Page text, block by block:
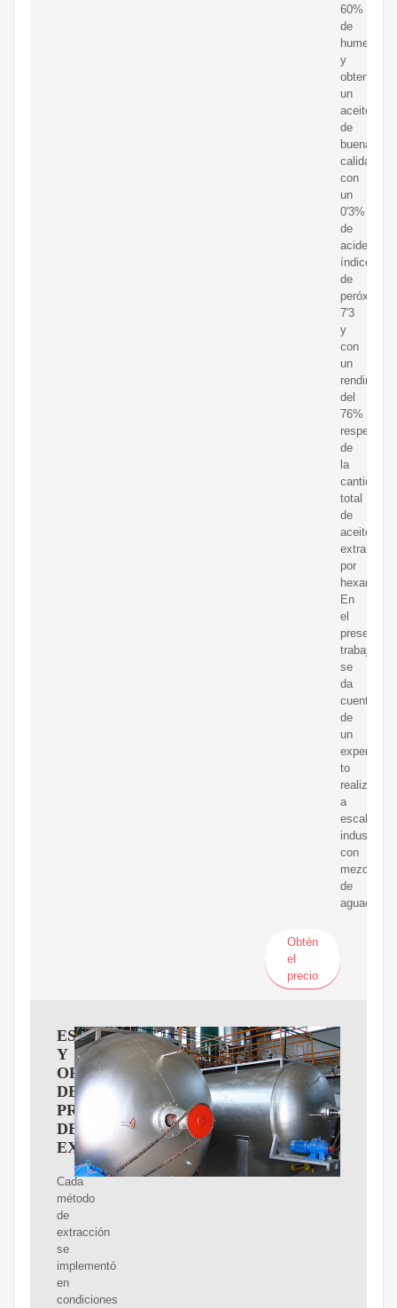
60%
de
humedad
y
un
aceite
de
buena
calidad
con
un
0'3%
de
acidez,
índice
de
peróxidos
7'3
y
con
un
del
76%
respecto
de
la
cantidad
total
de
aceite
extraible
por
hexano.
En
el
presente
trabajo
se
da
cuenta
de
un
experimen­
to
realizado
a
escala
industrial
con
mezcla
de
aguacates
Obtén
el
precio
ESTANDARIZACIóN
Y
OPTIMIZACIóN
DEL
PROCESO
DE
EXTRACCIóN
Cada
método
de
extracción
se
implementó
en
condiciones